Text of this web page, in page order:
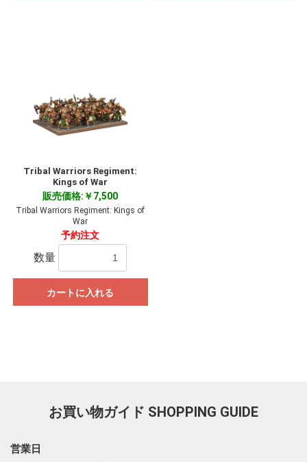
Tribal Warriors Regiment:
Kings of War
販売価格:￥7,500
Tribal Warriors Regiment: Kings of
War
予約注文
数量
カートに入れる
お買い物ガイド SHOPPING GUIDE
営業日